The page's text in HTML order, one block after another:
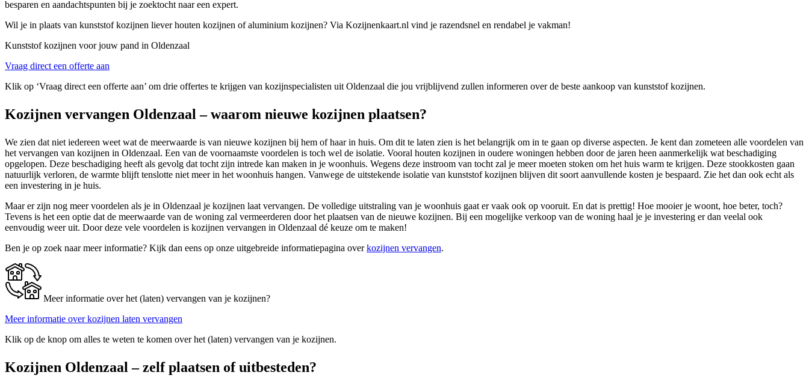
besparen en aandachtspunten bij je zoektocht naar een expert.
Wil je in plaats van kunststof kozijnen liever houten kozijnen of aluminium kozijnen? Via Kozijnenkaart.nl vind je razendsnel en rendabel je vakman!
Kunststof kozijnen voor jouw pand in Oldenzaal
Vraag direct een offerte aan
Klik op ‘Vraag direct een offerte aan’ om drie offertes te krijgen van kozijnspecialisten uit Oldenzaal die jou vrijblijvend zullen informeren over de beste aankoop van kunststof kozijnen.
Kozijnen vervangen Oldenzaal – waarom nieuwe kozijnen plaatsen?
We zien dat niet iedereen weet wat de meerwaarde is van nieuwe kozijnen bij hem of haar in huis. Om dit te laten zien is het belangrijk om in te gaan op diverse aspecten. Je kent dan zometeen alle voordelen van
het vervangen van kozijnen in Oldenzaal. Een van de voornaamste voordelen is toch wel de isolatie. Vooral houten kozijnen in oudere woningen hebben door de jaren heen aanmerkelijk wat beschadiging
opgelopen. Deze beschadiging heeft als gevolg dat tocht zijn intrede kan maken in je woonhuis. Wegens deze instroom van tocht zal je meer moeten stoken om het huis warm te krijgen. Deze stookkosten gaan
natuurlijk verloren, de warmte blijft tenslotte niet meer in het woonhuis hangen. Vanwege de uitstekende isolatie van kunststof kozijnen blijven dit soort aanvullende kosten je bespaard. Zie het dan ook echt als
een investering in je huis.
Maar er zijn nog meer voordelen als je in Oldenzaal je kozijnen laat vervangen. De volledige uitstraling van je woonhuis gaat er vaak ook op vooruit. En dat is prettig! Hoe mooier je woont, hoe beter, toch?
Tevens is het een optie dat de meerwaarde van de woning zal vermeerderen door het plaatsen van de nieuwe kozijnen. Bij een mogelijke verkoop van de woning haal je je investering er dan veelal ook
eenvoudig weer uit. Door deze vele voordelen is kozijnen vervangen in Oldenzaal dé keuze om te maken!
Ben je op zoek naar meer informatie? Kijk dan eens op onze uitgebreide informatiepagina overkozijnen vervangen.
Meer informatie over het (laten) vervangen van je kozijnen?
Meer informatie over kozijnen laten vervangen
Klik op de knop om alles te weten te komen over het (laten) vervangen van je kozijnen.
Kozijnen Oldenzaal – zelf plaatsen of uitbesteden?